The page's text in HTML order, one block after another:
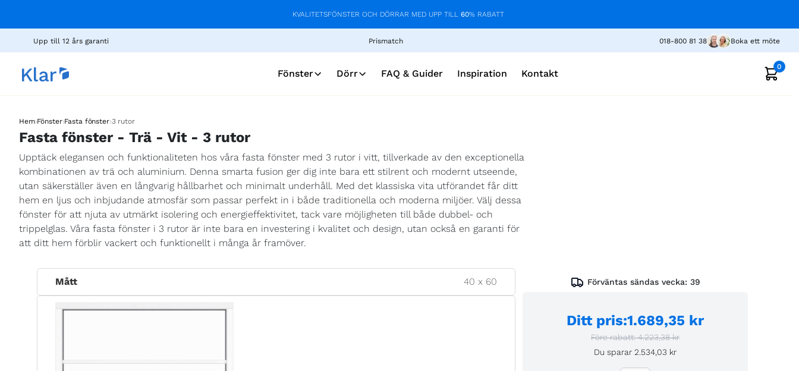
KVALITETSFÖNSTER OCH DÖRRAR MED UPP TILL 60% RABATT
Upp till 12 års garanti Prismatch 018-800 81 38 Boka ett möte
Fönster Dörr FAQ & Guider Inspiration Kontakt
0
Hem›Fönster›Fasta fönster›3 rutor
Fasta fönster - Trä - Vit - 3 rutor
Upptäck elegansen och funktionaliteten hos våra fasta fönster med 3 rutor i vitt, tillverkade av den exceptionella
kombinationen av trä och aluminium. Denna smarta fusion ger dig inte bara ett stilrent och modernt utseende,
utan säkerställer även en långvarig hållbarhet och minimalt underhåll. Med det klassiska vita utförandet får ditt
hem en ljus och inbjudande atmosfär som passar perfekt in i både traditionella och moderna miljöer. Välj dessa
fönster för att njuta av utmärkt isolering och energieffektivitet, tack vare möjligheten till både dubbel- och
trippelglas. Våra fasta fönster i 3 rutor är inte bara en investering i kvalitet och design, utan också en garanti för
att ditt hem förblir vackert och funktionellt i många år framöver.
Mått 40 x 60 Förväntas sändas vecka: 39
Ditt pris:1.689,35 kr
Före rabatt: 4.223,38 kr
Du sparar 2.534,03 kr